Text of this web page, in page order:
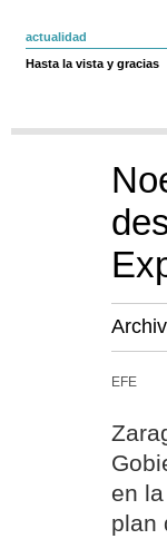
actualidad
Hasta la vista y gracias
EFE
en
plan